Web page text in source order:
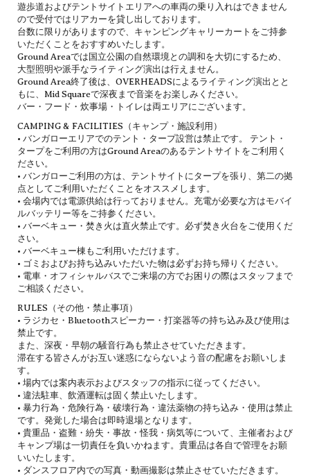
遊歩道およびテントサイトエリアへの車両の乗り入れはできません
ので受付ではリアカーを貸し出しております。
台数に限りがありますので、キャンピングキャリーカートをご持参
いただくことをおすすめいたします。
Ground Areaでは国立公園の自然環境との調和を大切にするため、
大型照明や派手なライティング演出は行えません。
Ground Area終了後は、OVERHEADSによるライティング演出とと
もに、Mid Squareで深夜まで音楽をお楽しみください。
バー・フード・炊事場・トイレは両エリアにございます。
CAMPING & FACILITIES（キャンプ・施設利用）
• バンガローエリアでのテント・タープ設営は禁止です。 テント・
タープをご利用の方はGround Areaのあるテントサイトをご利用く
ださい。
• バンガローご利用の方は、テントサイトにタープを張り、第二の拠
点としてご利用いただくことをオススメします。
• 会場内では電源供給は行っておりません。充電が必要な方はモバイ
ルバッテリー等をご持参ください。
• バーベキュー・焚き火は直火禁止です。必ず焚き火台をご使用くだ
さい。
• バーベキュー棟もご利用いただけます。
• ゴミおよびお持ち込みいただいた物は必ずお持ち帰りください。
• 電車・オフィシャルバスでご来場の方でお困りの際はスタッフまで
ご相談ください。
RULES（その他・禁止事項）
• ラジカセ・Bluetoothスピーカー・打楽器等の持ち込み及び使用は
禁止です。
また、深夜・早朝の騒音行為も禁止させていただきます。
滞在する皆さんがお互い迷惑にならないよう音の配慮をお願いしま
す。
• 場内では案内表示およびスタッフの指示に従ってください。
• 違法駐車、飲酒運転は固く禁止いたします。
• 暴力行為・危険行為・破壊行為・違法薬物の持ち込み・使用は禁止
です。発覚した場合は即時退場となります。
• 貴重品・盗難・紛失・事故・怪我・病気等について、主催者および
キャンプ場は一切責任を負いかねます。貴重品は各自で管理をお願
いいたします。
• ダンスフロア内での写真・動画撮影は禁止させていただきます。